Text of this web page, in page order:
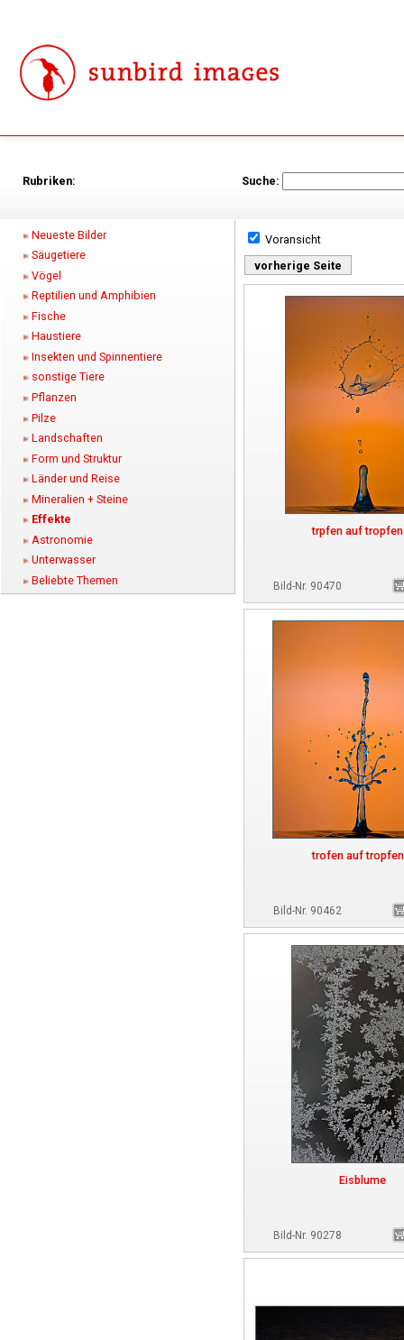
Rubriken: Suche:
Neueste Bilder
Säugetiere
Vögel
Reptilien und Amphibien
Fische
Haustiere
Insekten und Spinnentiere
sonstige Tiere
Pflanzen
Pilze
Landschaften
Form und Struktur
Länder und Reise
Mineralien + Steine
Effekte
Astronomie
Unterwasser
Beliebte Themen
Voransicht
vorherige Seite
trpfen auf
Bild-Nr. 90470
trofen auf
Bild-Nr. 90462
Eisblume
Bild-Nr. 90278